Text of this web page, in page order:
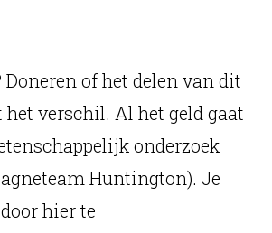
of het delen van dit
verschil. Al het geld gaat
onderzoek
Huntington). Je
hier te